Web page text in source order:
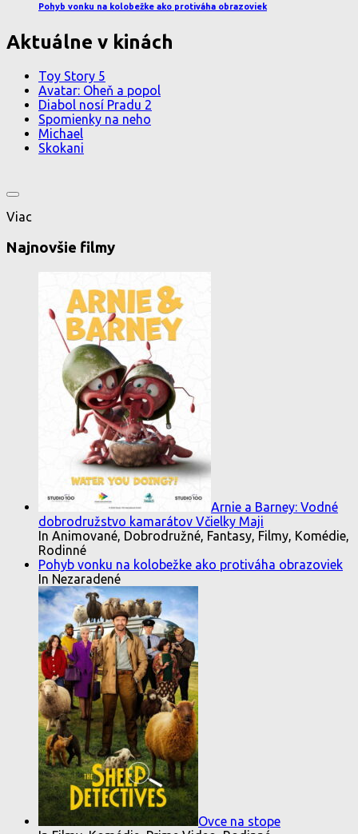
Pohyb vonku na kolobežke ako protiváha obrazoviek
Aktuálne v kinách
Toy Story 5
Avatar: Oheň a popol
Diabol nosí Pradu 2
Spomienky na neho
Michael
Skokani
Viac
Najnovšie filmy
Arnie a Barney: Vodné
dobrodružstvo kamarátov Včielky Maji
In Animované, Dobrodružné, Fantasy, Filmy, Komédie,
Rodinné
Pohyb vonku na kolobežke ako protiváha obrazoviek
In Nezaradené
Ovce na stope